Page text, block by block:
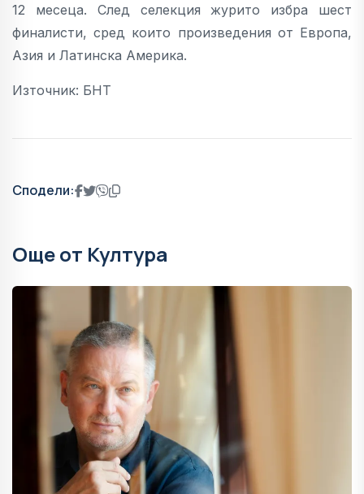
12 месеца. След селекция журито избра шест
финалисти, сред които произведения от Европа,
Азия и Латинска Америка.
Източник: БНТ
Сподели:
Още от Култура